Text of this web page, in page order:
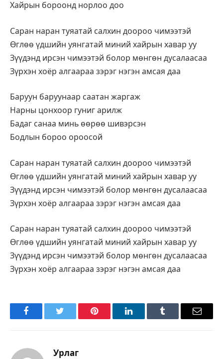
Хайрын бороонд норлоо доо
Саран наран туяатай салхин доороо чимээтэй
Өглөө үдшийн уянгатай миний хайрын хавар уу
Зүүдэнд ирсэн чимээтэй болор мөнгөн дусалаасаа
Зүрхэн хоёр алгаараа зэрэг нэгэн амсая даа
Баруун баруунаар саатан жаргаж
Нарны цонхоор гуниг арилж
Бадаг санаа минь өөрөө шивэрсэн
Бодлын бороо ороосой
Саран наран туяатай салхин доороо чимээтэй
Өглөө үдшийн уянгатай миний хайрын хавар уу
Зүүдэнд ирсэн чимээтэй болор мөнгөн дусалаасаа
Зүрхэн хоёр алгаараа зэрэг нэгэн амсая даа
Саран наран туяатай салхин доороо чимээтэй
Өглөө үдшийн уянгатай миний хайрын хавар уу
Зүүдэнд ирсэн чимээтэй болор мөнгөн дусалаасаа
Зүрхэн хоёр алгаараа зэрэг нэгэн амсая даа
FacebookTwitter Pinterest LinkedInTumblr Имэйл
Урлаг